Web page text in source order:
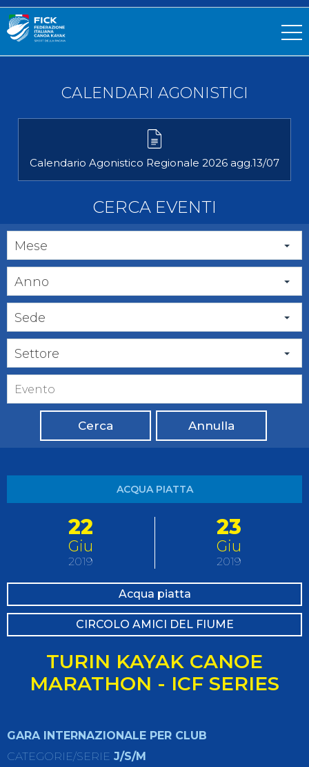
CALENDARI AGONISTICI
Calendario Agonistico Regionale 2026 agg.13/07
CERCA EVENTI
Mese
Anno
Sede
Settore
Cerca Annulla
ACQUA PIATTA
22
Giu
2019
23
Giu
2019
Acqua piatta
CIRCOLO AMICI DEL FIUME
TURIN KAYAK CANOE
MARATHON - ICF SERIES
GARA INTERNAZIONALE PER CLUB
CATEGORIE/SERIE J/S/M